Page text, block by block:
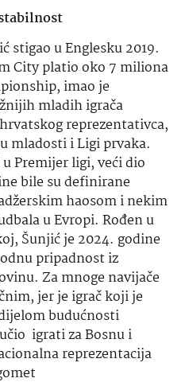
stigao u Englesku 2019.
City platio oko 7 miliona
imao je
mladih igrača
reprezentativca,
mladosti i Ligi prvaka.
Premijer ligi, veći dio
bile su definirane
haosom i nekim
u Evropi. Rođen u
Šunjić je 2024. godine
pripadnost iz
Za mnoge navijače
jer je igrač koji je
budućnosti
igrati za Bosnu i
reprezentacija